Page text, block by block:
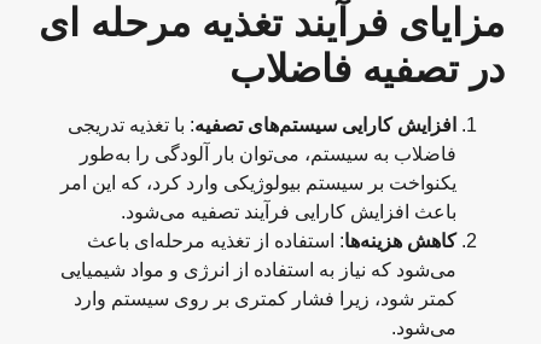
مزایای فرآیند تغذیه مرحله‌ ای
در تصفیه فاضلاب
افزایش کارایی سیستم‌های تصفیه: با تغذیه تدریجی
فاضلاب به سیستم، می‌توان بار آلودگی را به‌طور
یکنواخت بر سیستم بیولوژیکی وارد کرد، که این امر
باعث افزایش کارایی فرآیند تصفیه می‌شود.
کاهش هزینه‌ها: استفاده از تغذیه مرحله‌ای باعث
می‌شود که نیاز به استفاده از انرژی و مواد شیمیایی
کمتر شود، زیرا فشار کمتری بر روی سیستم وارد
می‌شود.